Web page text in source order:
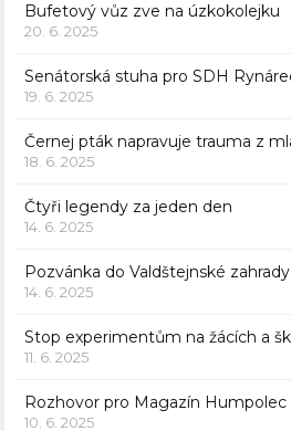
Bufetový vůz zve na úzkokolejku
20. 6. 2025
Senátorská stuha pro SDH
19. 6. 2025
Černej pták napravuje trauma z
18. 6. 2025
Čtyři legendy za jeden den
14. 6. 2025
Pozvánka do Valdštejnské zahrady
14. 6. 2025
Stop experimentům na žácích a
11. 6. 2025
Rozhovor pro Magazín Humpolec
10. 6. 2025